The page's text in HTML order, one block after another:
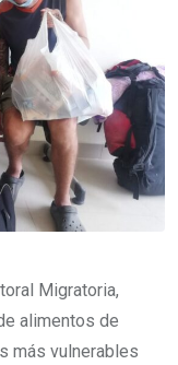
Migratoria,
alimentos de
más vulnerables